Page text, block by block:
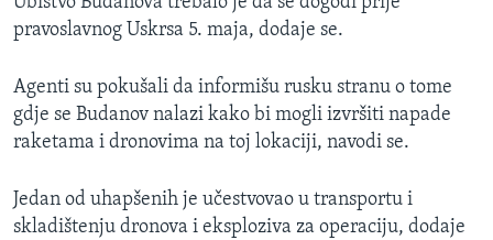
pravoslavnog Uskrsa 5. maja, dodaje se.
Agenti su pokušali da informišu rusku stranu o tome
gdje se Budanov nalazi kako bi mogli izvršiti napade
raketama i dronovima na toj lokaciji, navodi se.
Jedan od uhapšenih je učestvovao u transportu i
skladištenju dronova i eksploziva za operaciju, dodaje